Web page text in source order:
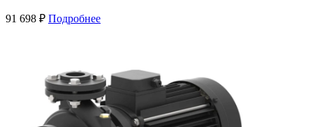
91 698 ₽ Подробнее